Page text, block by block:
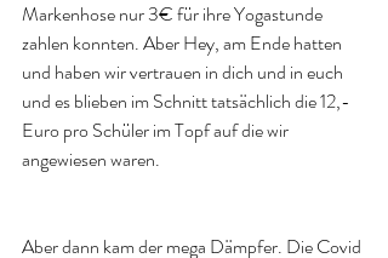
Markenhose nur 3€ für ihre Yogastunde
zahlen konnten. Aber Hey, am Ende hatten
und haben wir vertrauen in dich und in euch
und es blieben im Schnitt tatsächlich die 12,-
Euro pro Schüler im Topf auf die wir
angewiesen waren.
Aber dann kam der mega Dämpfer. Die Covid